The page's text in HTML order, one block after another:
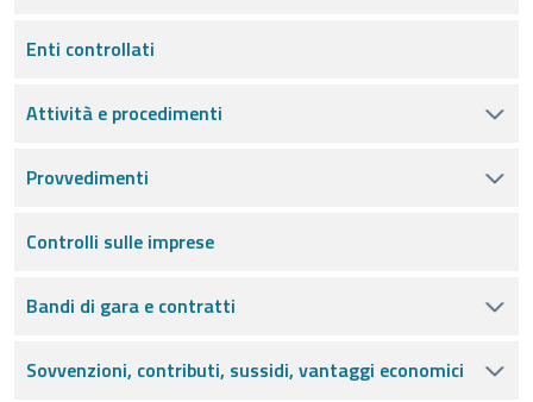
Enti controllati
Attività e procedimenti
Provvedimenti
Controlli sulle imprese
Bandi di gara e contratti
Sovvenzioni, contributi, sussidi, vantaggi economici